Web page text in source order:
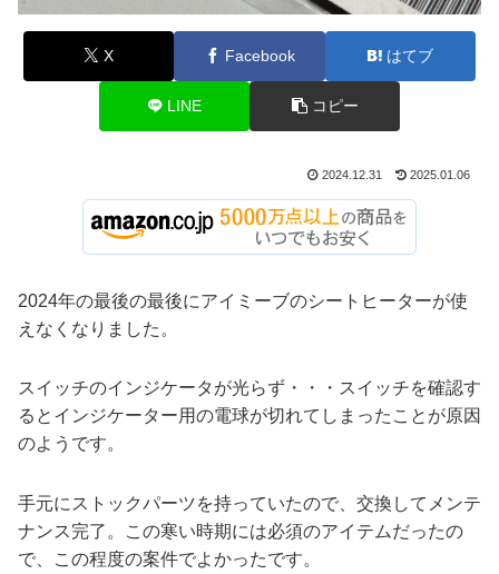
X Facebook はてブ
LINE コピー
2024.12.31 2025.01.06
2024年の最後の最後にアイミーブのシートヒーターが使
えなくなりました。
スイッチのインジケータが光らず・・・スイッチを確認す
るとインジケーター用の電球が切れてしまったことが原因
のようです。
手元にストックパーツを持っていたので、交換してメンテ
ナンス完了。この寒い時期には必須のアイテムだったの
で、この程度の案件でよかったです。